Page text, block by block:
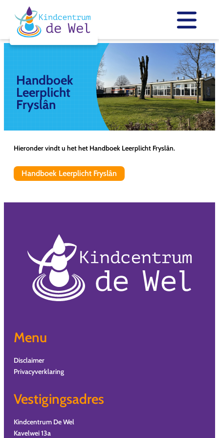
content
Handboek
Leerplicht
Fryslân
Hieronder vindt u het het Handboek Leerplicht Fryslân.
Handboek Leerplicht Fryslân
Menu
Disclaimer
Privacyverklaring
Vestigingsadres
Kindcentrum De Wel
Kavelwei 13a